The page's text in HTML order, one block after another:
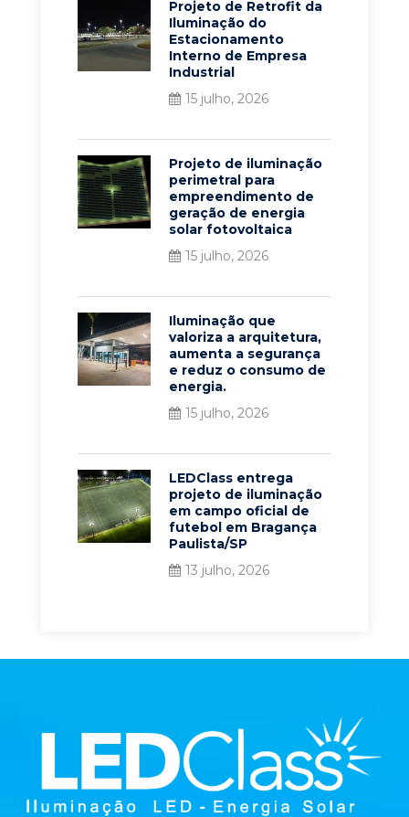
Projeto de Retrofit da
Iluminação do
Estacionamento
Interno de Empresa
Industrial
15 julho, 2026
Projeto de iluminação
perimetral para
empreendimento de
geração de energia
solar fotovoltaica
15 julho, 2026
Iluminação que
valoriza a arquitetura,
aumenta a segurança
e reduz o consumo de
energia.
15 julho, 2026
LEDClass entrega
projeto de iluminação
em campo oficial de
futebol em Bragança
Paulista/SP
13 julho, 2026